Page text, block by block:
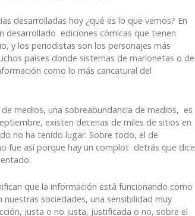
desarrolladas hoy ¿qué es lo que vemos? En
desarrollado ediciones cómicas que tienen
y los periodistas son los personajes más
países donde sistemas de marionetas o de
como lo más caricatural del
medios, una sobreabundancia de medios, es
existen decenas de miles de sitios en
no ha tenido lugar. Sobre todo, el de
fue así porque hay un complot detrás que dice
que la información está funcionando como
sociedades, una sensibilidad muy
justa o no justa, justificada o no, sobre el